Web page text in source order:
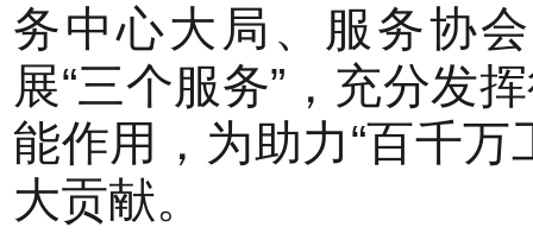
务中心大局、服务协
展“三个服务”，充分发
能作用，为助力“百千
大贡献。